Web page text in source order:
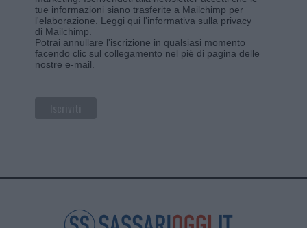
tue informazioni siano trasferite a Mailchimp per
l'elaborazione. Leggi qui l'informativa sulla privacy
di Mailchimp
Potrai annullare l'iscrizione in qualsiasi momento
facendo clic sul collegamento nel piè di pagina delle
nostre e-mail.